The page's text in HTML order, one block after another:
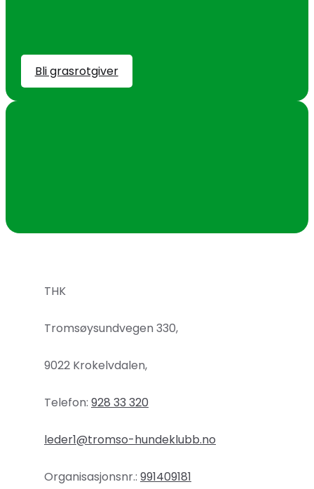
Bli grasrotgiver
THK
Tromsøysundvegen 330,
9022 Krokelvdalen,
Telefon: 928 33 320
leder1@tromso-hundeklubb.no
Organisasjonsnr.: 991409181